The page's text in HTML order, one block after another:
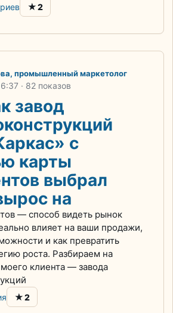
★2
промышленный маркетолог
· 82 показов
завод
с
карты
выбрал
на
— способ видеть рынок
влияет на ваши продажи,
и как превратить
роста. Разбираем на
клиента — завода
★2